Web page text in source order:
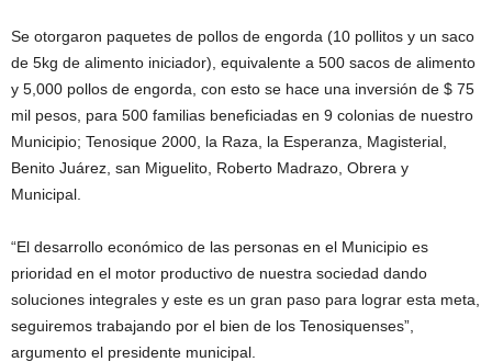
Se otorgaron paquetes de pollos de engorda (10 pollitos y un saco
de 5kg de alimento iniciador), equivalente a 500 sacos de alimento
y 5,000 pollos de engorda, con esto se hace una inversión de $ 75
mil pesos, para 500 familias beneficiadas en 9 colonias de nuestro
Municipio; Tenosique 2000, la Raza, la Esperanza, Magisterial,
Benito Juárez, san Miguelito, Roberto Madrazo, Obrera y
Municipal.
“El desarrollo económico de las personas en el Municipio es
prioridad en el motor productivo de nuestra sociedad dando
soluciones integrales y este es un gran paso para lograr esta meta,
seguiremos trabajando por el bien de los Tenosiquenses”,
argumento el presidente municipal.